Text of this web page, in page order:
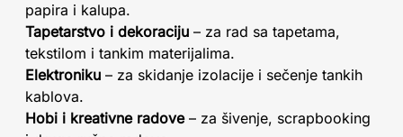
papira i kalupa.
Tapetarstvo i dekoraciju – za rad sa tapetama,
tekstilom i tankim materijalima.
Elektroniku – za skidanje izolacije i sečenje tankih
kablova.
Hobi i kreativne radove– za šivenje, scrapbooking